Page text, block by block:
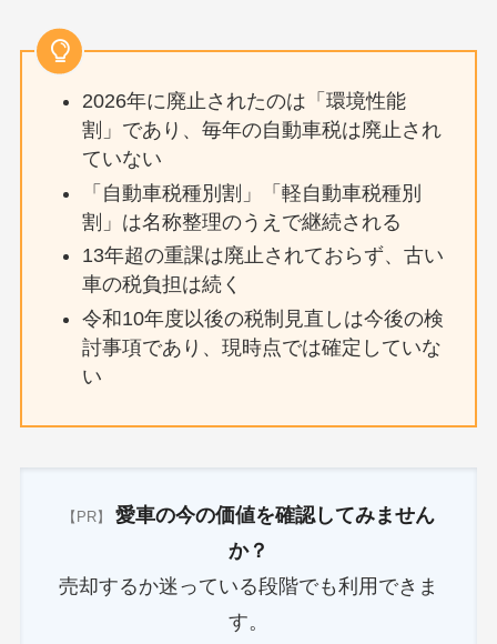
2026年に廃止されたのは「環境性能
割」であり、毎年の自動車税は廃止され
ていない
「自動車税種別割」「軽自動車税種別
割」は名称整理のうえで継続される
13年超の重課は廃止されておらず、古い
車の税負担は続く
令和10年度以後の税制見直しは今後の検
討事項であり、現時点では確定していな
い
【PR】
愛車の今の価値を確認してみません
か？
売却するか迷っている段階でも利用できま
す。